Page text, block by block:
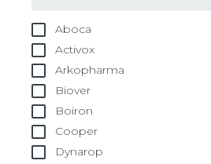
Aboca
Activox
Arkopharma
Biover
Boiron
Cooper
Dynarop